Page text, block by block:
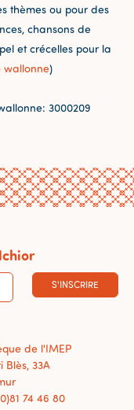
thèmes ou pour des
chansons de
et crécelles pour la
wallonne)
3000209
S'INSCRIRE
de l'IMEP
Blès, 33A
74 46 80